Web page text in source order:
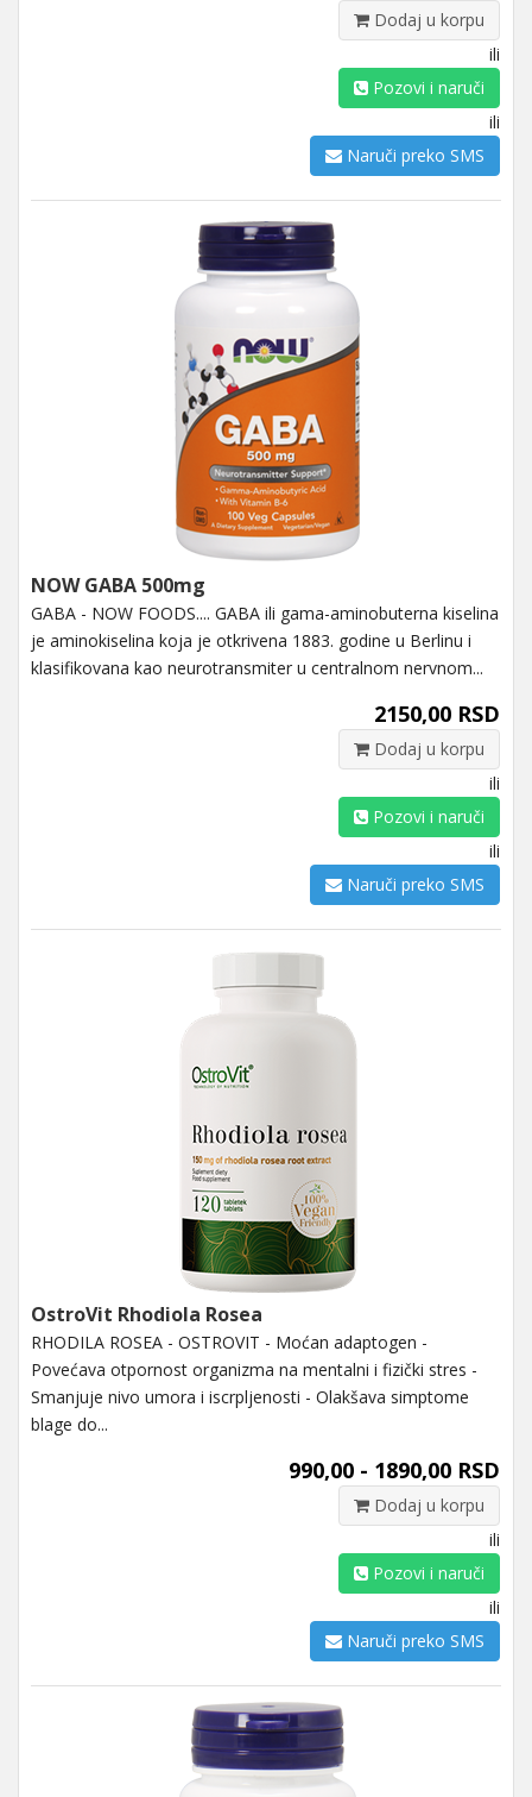
Dodaj u korpu
ili
Pozovi i naruči
ili
Naruči preko SMS
NOW GABA 500mg
GABA - NOW FOODS.... GABA ili gama-aminobuterna kiselina
je aminokiselina koja je otkrivena 1883. godine u Berlinu i
klasifikovana kao neurotransmiter u centralnom nervnom...
2150,00 RSD
Dodaj u korpu
ili
Pozovi i naruči
ili
Naruči preko SMS
OstroVit Rhodiola Rosea
RHODILA ROSEA - OSTROVIT - Moćan adaptogen -
Povećava otpornost organizma na mentalni i fizički stres -
Smanjuje nivo umora i iscrpljenosti - Olakšava simptome
blage do...
990,00 - 1890,00 RSD
Dodaj u korpu
ili
Pozovi i naruči
ili
Naruči preko SMS